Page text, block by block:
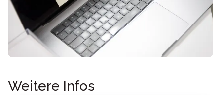
Weitere Infos